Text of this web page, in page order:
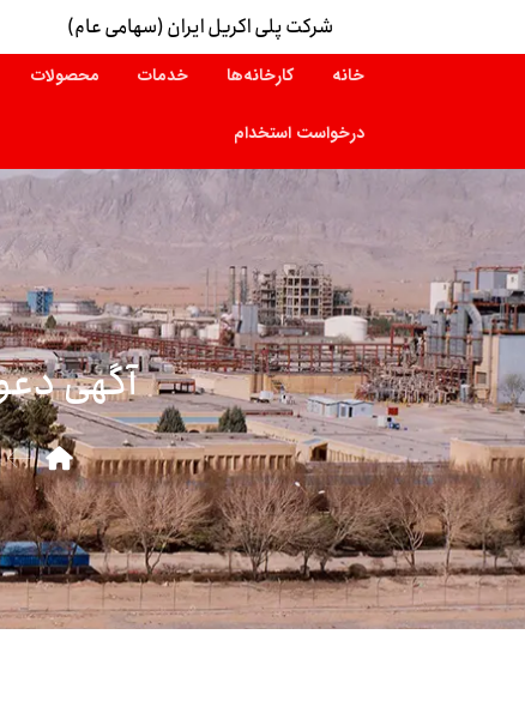
شرکت پلی اکریل ایران (سهامی عام)
خانه کارخانه‌ها خدمات محصولات
درخواست استخدام
آگهی